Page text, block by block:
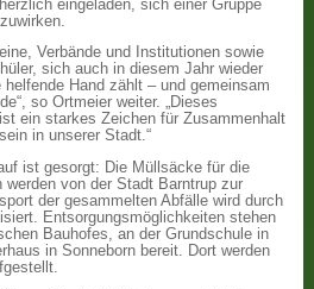
eingeladen, sich einer Gruppe
Verbände und Institutionen sowie
sich auch in diesem Jahr wieder
Hand zählt – und gemeinsam
so Ortmeier weiter. „Dieses
ein starkes Zeichen für Zusammenhalt
in unserer Stadt.“
ist gesorgt: Die Müllsäcke für die
von der Stadt Barntrup zur
der gesammelten Abfälle wird durch
Entsorgungsmöglichkeiten stehen
Bauhofes, an der Grundschule in
in Sonneborn bereit. Dort werden